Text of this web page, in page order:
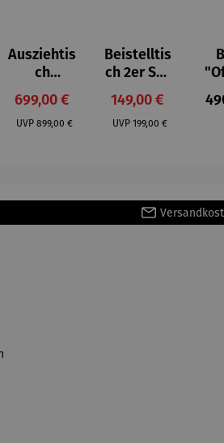
Ausziehtis
ch
Aluminium
– Valor
Verkaufspreis:
699,00 €
UVP Regulärer Preis:
899,00 €
Beistelltis
ch 2er Set
– Dalias
Verkaufspreis:
149,00 €
UVP Regulärer Preis:
199,00 €